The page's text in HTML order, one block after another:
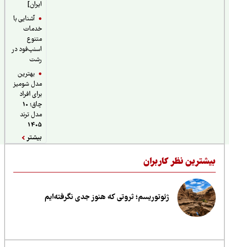
آشنایی با
خدمات
اسنپ‌فود در
بهترین
مدل شومیز
برای افراد
چاق؛ 10
مدل ترند
نظر کاربران
ژئوتوریسم؛ ثروتی که هنوز جدی نگرفته‌ایم